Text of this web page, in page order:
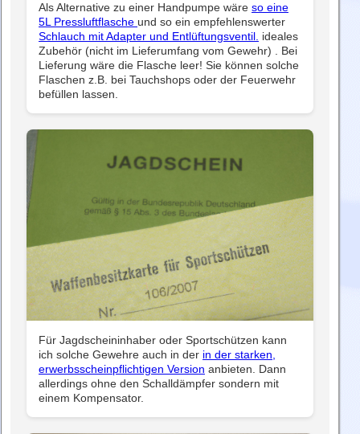
Als Alternative zu einer Handpumpe wäre so eine
5L Pressluftflasche und so ein empfehlenswerter
Schlauch mit Adapter und Entlüftungsventil. ideales
Zubehör (nicht im Lieferumfang vom Gewehr) . Bei
Lieferung wäre die Flasche leer! Sie können solche
Flaschen z.B. bei Tauchshops oder der Feuerwehr
befüllen lassen.
Für Jagdscheininhaber oder Sportschützen kann
ich solche Gewehre auch in der in der starken,
erwerbsscheinpflichtigen Version anbieten. Dann
allerdings ohne den Schalldämpfer sondern mit
einem Kompensator.